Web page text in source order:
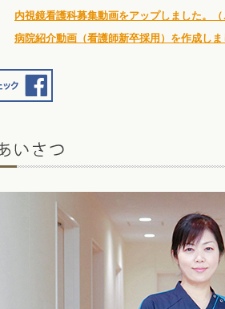
内視鏡看護科募集動画をアップしました。（
病院紹介動画（看護師新卒採用）を作成し